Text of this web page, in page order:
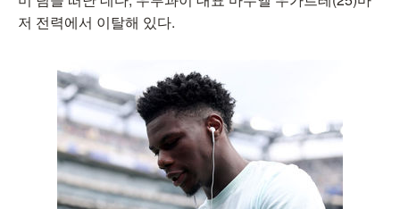
저 전력에서 이탈해 있다.